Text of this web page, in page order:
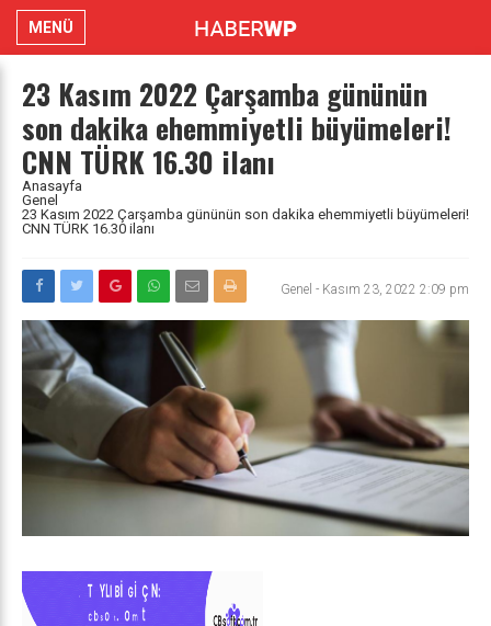
MENÜ
23 Kasım 2022 Çarşamba gününün
son dakika ehemmiyetli büyümeleri!
CNN TÜRK 16.30 ilanı
Anasayfa
Genel
23 Kasım 2022 Çarşamba gününün son dakika ehemmiyetli büyümeleri!
CNN TÜRK 16.30 ilanı
Genel - Kasım 23, 2022 2:09 pm